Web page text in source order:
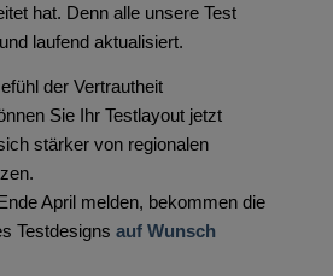
hat. Denn alle unsere Test
laufend aktualisiert.
der Vertrautheit
Sie Ihr Testlayout jetzt
stärker von regionalen
April melden, bekommen die
Testdesigns auf Wunsch